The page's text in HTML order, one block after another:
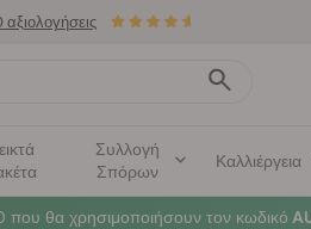
Συλλογή
Σπόρων
Καλλιέργεια
που θα χρησιμοποιήσουν τον κωδικό